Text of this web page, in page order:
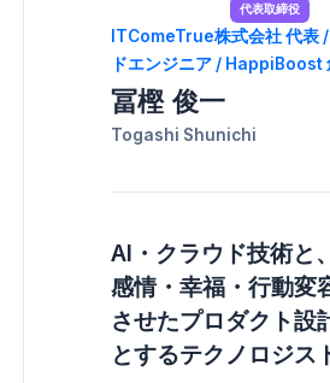
代表取締役
ITComeTrue株式会社 代表
ドエンジニア / HappiBoost
冨樫 俊一
Togashi Shunichi
AI・クラウド技術と
感情・幸福・行動変
させたプロダクト設
とするテクノロジス